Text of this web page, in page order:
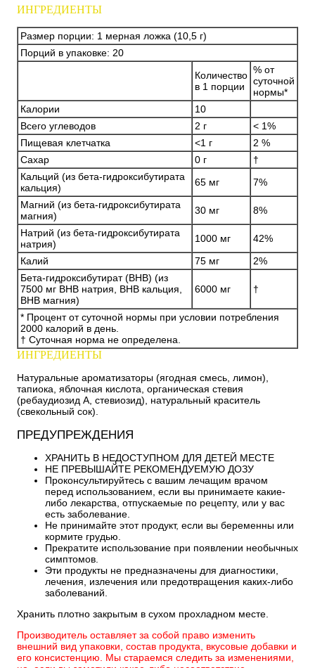
ИНГРЕДИЕНТЫ
Размер порции: 1 мерная ложка (10,5 г)
Порций в упаковке: 20
Количество
в 1 порции
% от
суточной
нормы*
Калории
10
Всего углеводов
2 г
< 1%
Пищевая клетчатка
<1 г
2 %
Сахар
0 г
†
Кальций (из бета-гидроксибутирата
кальция)
65 мг
7%
Магний (из бета-гидроксибутирата
магния)
30 мг
8%
Натрий (из бета-гидроксибутирата
натрия)
1000 мг
42%
Калий
75 мг
2%
Бета-гидроксибутират (BHB) (из
7500 мг BHB натрия, BHB кальция,
BHB магния)
6000 мг †
* Процент от суточной нормы при условии потребления
2000 калорий в день.
† Суточная норма не определена.
ИНГРЕДИЕНТЫ
Натуральные ароматизаторы (ягодная смесь, лимон),
тапиока, яблочная кислота, органическая стевия
(ребаудиозид A, стевиозид), натуральный краситель
(свекольный сок).
ПРЕДУПРЕЖДЕНИЯ
ХРАНИТЬ В НЕДОСТУПНОМ ДЛЯ ДЕТЕЙ МЕСТЕ
НЕ ПРЕВЫШАЙТЕ РЕКОМЕНДУЕМУЮ ДОЗУ
Проконсультируйтесь с вашим лечащим врачом
перед использованием, если вы принимаете какие-
либо лекарства, отпускаемые по рецепту, или у вас
есть заболевание.
Не принимайте этот продукт, если вы беременны или
кормите грудью.
Прекратите использование при появлении необычных
симптомов.
Эти продукты не предназначены для диагностики,
лечения, излечения или предотвращения каких-либо
заболеваний.
Хранить плотно закрытым в сухом прохладном месте.
Производитель оставляет за собой право изменить
внешний вид упаковки, состав продукта, вкусовые добавки и
его консистенцию. Мы стараемся следить за изменениями,